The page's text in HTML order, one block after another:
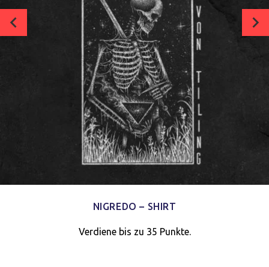
NIGREDO – SHIRT
Verdiene bis zu 35 Punkte.